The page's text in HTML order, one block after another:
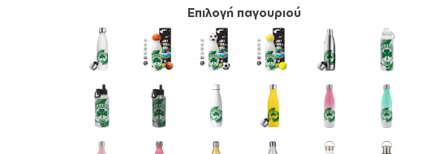
Επιλογή παγουριού